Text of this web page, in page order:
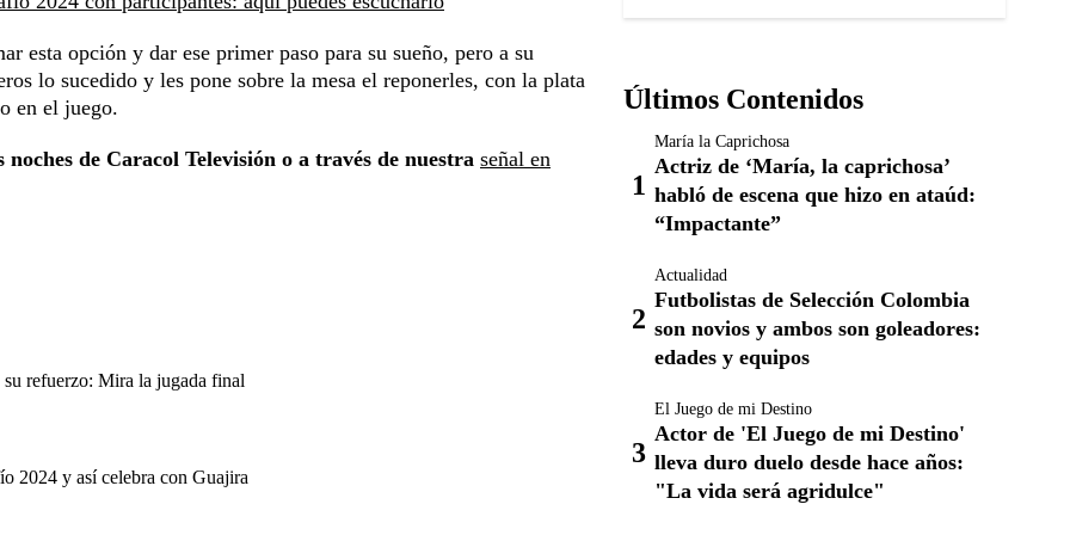
esta opción y dar ese primer paso para su sueño, pero a su
lo sucedido y les pone sobre la mesa el reponerles, con la plata
en el juego.
noches de Caracol Televisión o a través de nuestra señal en
refuerzo: Mira la jugada final
2024 y así celebra con Guajira
Últimos Contenidos
María la Caprichosa
Actriz de ‘María, la caprichosa’
habló de escena que hizo en ataúd:
“Impactante”
Actualidad
Futbolistas de Selección Colombia
son novios y ambos son goleadores:
edades y equipos
El Juego de mi Destino
Actor de 'El Juego de mi Destino'
lleva duro duelo desde hace años:
"La vida será agridulce"